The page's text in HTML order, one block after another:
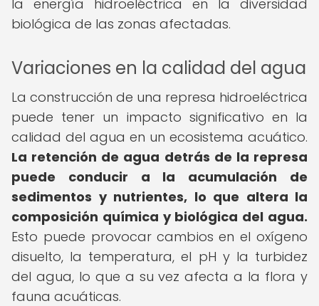
la energía hidroeléctrica en la diversidad
biológica de las zonas afectadas.
Variaciones en la calidad del agua
La construcción de una represa hidroeléctrica
puede tener un impacto significativo en la
calidad del agua en un ecosistema acuático.
La retención de agua detrás de la represa
puede conducir a la acumulación de
sedimentos y nutrientes, lo que altera la
composición química y biológica del agua.
Esto puede provocar cambios en el oxígeno
disuelto, la temperatura, el pH y la turbidez
del agua, lo que a su vez afecta a la flora y
fauna acuáticas.